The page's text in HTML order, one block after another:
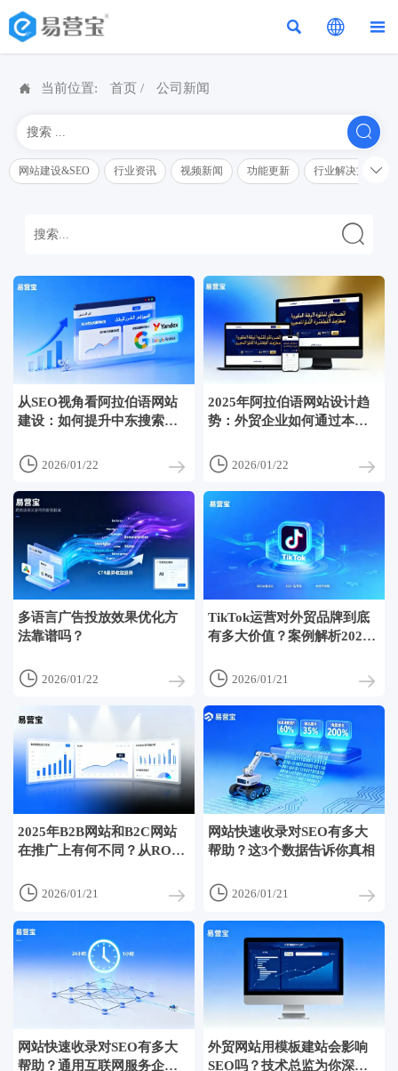
  
 当前位置: 首页 / 公司新闻

网站建设&SEO 行业资讯 视频新闻 功能更新 行业解决方案解读


从SEO视角看阿拉伯语网站
建设：如何提升中东搜索引
 2026/01/22
2025年阿拉伯语网站设计趋
势：外贸企业如何通过本地
 2026/01/22
多语言广告投放效果优化方
法靠谱吗？
 2026/01/22
TikTok运营对外贸品牌到底
有多大价值？案例解析2024
 2026/01/21
2025年B2B网站和B2C网站
在推广上有何不同？从ROI
 2026/01/21
网站快速收录对SEO有多大
帮助？这3个数据告诉你真相
 2026/01/21
网站快速收录对SEO有多大
帮助？通用互联网服务企业
外贸网站用模板建站会影响
SEO吗？技术总监为你深度